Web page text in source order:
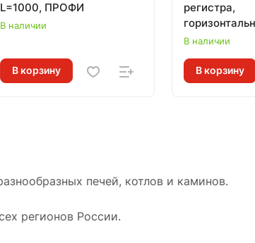
L=1000, ПРОФИ
В наличии
В корзину
регистра,
ТЕПЛОДАР
В наличии
В корзину
печей, котлов и каминов.
регионов России.